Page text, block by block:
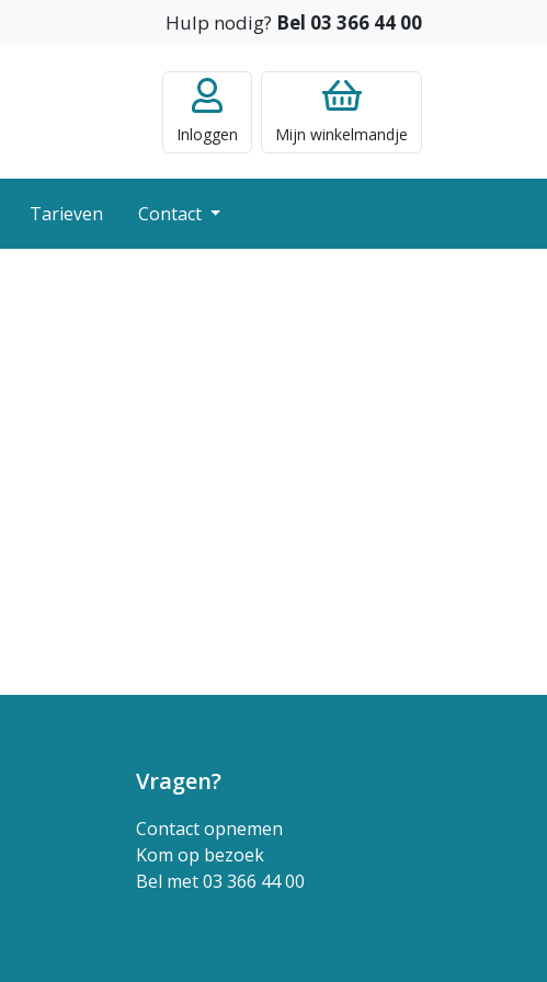
Hulp nodig? Bel 03 366 44 00
Inloggen Mijn winkelmandje
Tarieven Contact
Vragen?
Contact opnemen
Kom op bezoek
Bel met 03 366 44 00